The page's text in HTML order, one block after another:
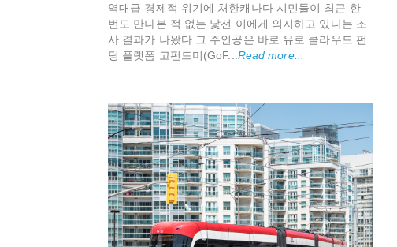
역대급 경제적 위기에 처한캐나다 시민들이 최근 한
번도 만나본 적 없는 낯선 이에게 의지하고 있다는 조
사 결과가 나왔다.그 주인공은 바로 유로 클라우드 펀
딩 플랫폼 고펀드미(GoF... Read more...